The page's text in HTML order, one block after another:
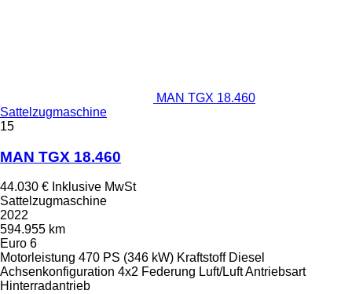
MAN TGX 18.460
Sattelzugmaschine
15
MAN TGX 18.460
44.030 € Inklusive MwSt
Sattelzugmaschine
2022
594.955 km
Euro 6
Motorleistung 470 PS (346 kW) Kraftstoff Diesel
Achsenkonfiguration 4x2 Federung Luft/LuftAntriebsart
Hinterradantrieb